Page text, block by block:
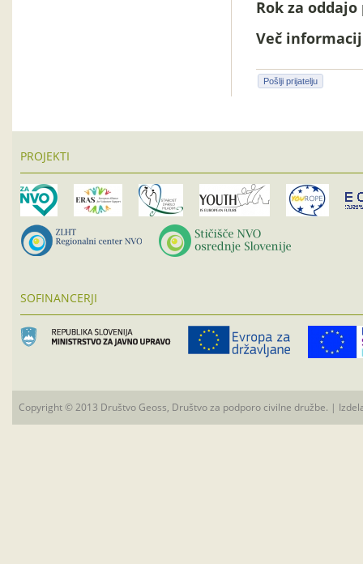
Rok za
Več
Pošlji prijatelju
PROJEKTI
SOFINANCERJI
Copyright © 2013 Društvo Geoss, Društvo za podporo civilne družbe. |